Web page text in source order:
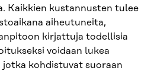
Kaikkien kustannusten tulee
aiheutuneita,
kirjattuja todellisia
voidaan lukea
kohdistuvat suoraan